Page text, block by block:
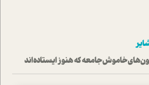
خاموش جامعه که هنوز ایستاده‌اند